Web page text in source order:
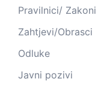
Pravilnici/ Zakoni
Zahtjevi/Obrasci
Odluke
Javni pozivi